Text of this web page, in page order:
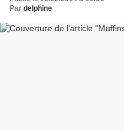
Par delphine